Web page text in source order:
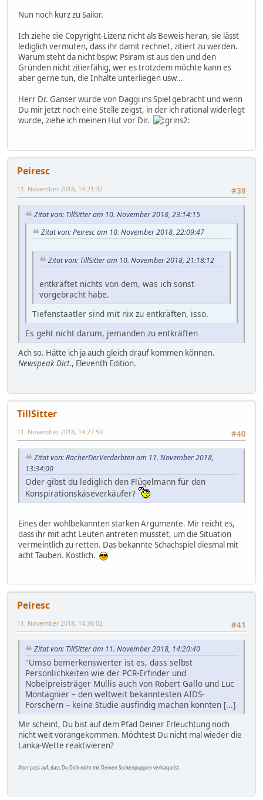
Nun noch kurz zu Sailor.
Ich ziehe die Copyright-Lizenz nicht als Beweis heran, sie lässt
lediglich vermuten, dass ihr damit rechnet, zitiert zu werden.
Warum steht da nicht bspw: Psiram ist aus den und den
Gründen nicht zitierfähig, wer es trotzdem möchte kann es
aber gerne tun, die Inhalte unterliegen usw...
Herr Dr. Ganser wurde von Daggi ins Spiel gebracht und wenn
Du mir jetzt noch eine Stelle zeigst, in der ich rational widerlegt
wurde, ziehe ich meinen Hut vor Dir.
Peiresc
#39
11. November 2018, 14:21:32
Zitat von: TillSitter am 10. November 2018, 23:14:15
Zitat von: Peiresc am 10. November 2018, 22:09:47
Zitat von: TillSitter am 10. November 2018, 21:18:12
entkräftet nichts von dem, was ich sonst
vorgebracht habe.
Tiefenstaatler sind mit nix zu entkräften, isso.
Es geht nicht darum, jemanden zu entkräften
Ach so. Hätte ich ja auch gleich drauf kommen können.
Newspeak Dict., Eleventh Edition.
TillSitter
#40
11. November 2018, 14:27:50
Zitat von: RächerDerVerderbten am 11. November 2018,
13:34:00
Oder gibst du lediglich den Flügelmann für den
Konspirationskäseverkäufer?
Eines der wohlbekannten starken Argumente. Mir reicht es,
dass ihr mit acht Leuten antreten musstet, um die Situation
vermeintlich zu retten. Das bekannte Schachspiel diesmal mit
acht Tauben. Köstlich.
Peiresc
#41
11. November 2018, 14:36:02
Zitat von: TillSitter am 11. November 2018, 14:20:40
''Umso bemerkenswerter ist es, dass selbst
Persönlichkeiten wie der PCR-Erfinder und
Nobelpreisträger Mullis auch von Robert Gallo und Luc
Montagnier – den weltweit bekanntesten AIDS-
Forschern – keine Studie ausfindig machen konnten [...]
Mir scheint, Du bist auf dem Pfad Deiner Erleuchtung noch
nicht weit vorangekommen. Möchtest Du nicht mal wieder die
Lanka-Wette reaktivieren?
Aber pass auf, dass Du Dich nicht mit Deinen Sockenpuppen verhaspelst.